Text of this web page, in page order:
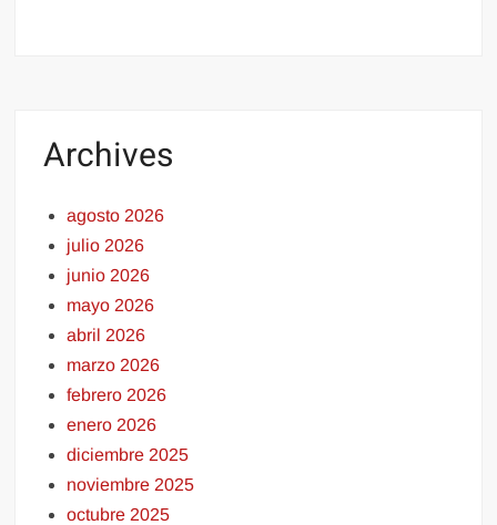
Archives
agosto 2026
julio 2026
junio 2026
mayo 2026
abril 2026
marzo 2026
febrero 2026
enero 2026
diciembre 2025
noviembre 2025
octubre 2025